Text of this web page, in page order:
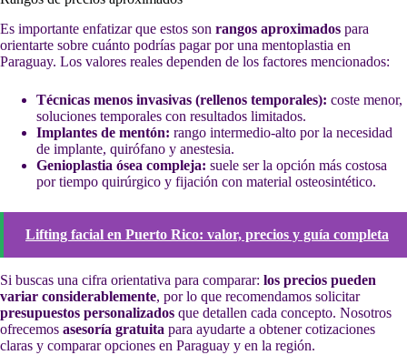
Es importante enfatizar que estos son rangos aproximados para
orientarte sobre cuánto podrías pagar por una mentoplastia en
Paraguay. Los valores reales dependen de los factores mencionados:
Técnicas menos invasivas (rellenos temporales): coste menor,
soluciones temporales con resultados limitados.
Implantes de mentón: rango intermedio-alto por la necesidad
de implante, quirófano y anestesia.
Genioplastia ósea compleja: suele ser la opción más costosa
por tiempo quirúrgico y fijación con material osteosintético.
Lifting facial en Puerto Rico: valor, precios y guía completa
Si buscas una cifra orientativa para comparar: los precios pueden
variar considerablemente, por lo que recomendamos solicitar
presupuestos personalizados que detallen cada concepto. Nosotros
ofrecemos asesoría gratuita para ayudarte a obtener cotizaciones
claras y comparar opciones en Paraguay y en la región.